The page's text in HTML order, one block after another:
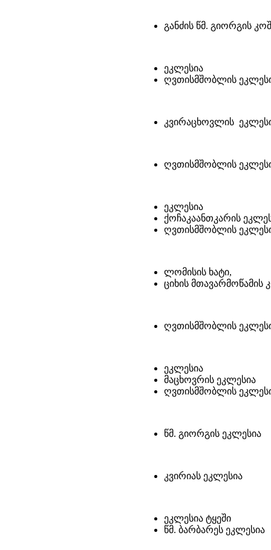
განძის წმ. გიორგის
ეკლესია
ღვთისმშობლის
კვირაცხოვლის
ღვთისმშობლის
ეკლესია
ქოჩაკაანთკარის
ღვთისმშობლის
ლომისის ხატი,
ციხის მთავარმოწამის
ღვთისმშობლის
ეკლესია
მაცხოვრის ეკლესია
ღვთისმშობლის
წმ. გიორგის ეკლესია
კვირიას ეკლესია
ეკლესია ტყეში
წმ. ბარბარეს ეკლესია